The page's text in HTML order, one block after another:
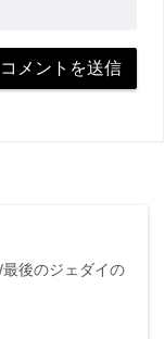
後のジェダイの